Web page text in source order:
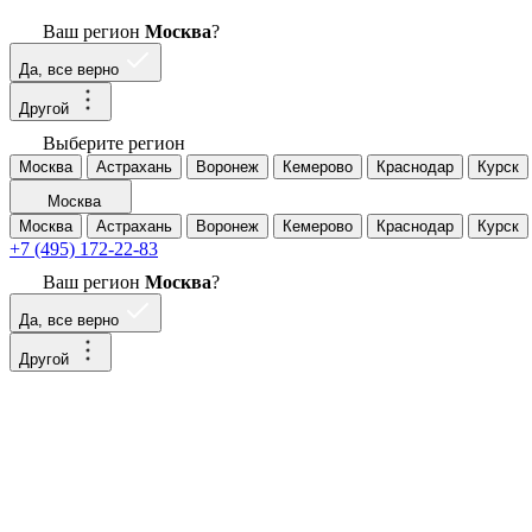
Ваш регион Москва?
Да, все верно
Другой
Выберите регион
Москва Астрахань Воронеж Кемерово Краснодар Курск
Москва
Москва
Астрахань Воронеж Кемерово Краснодар Курск
+7 (495) 172-22-83
Ваш регион Москва?
Да, все верно
Другой